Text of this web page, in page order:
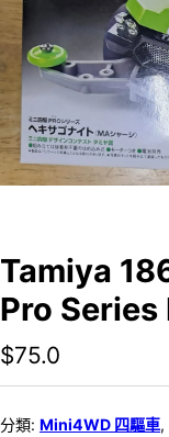
Tamiya
Pro
$75.0
分類: Mini4WD 四驅車,